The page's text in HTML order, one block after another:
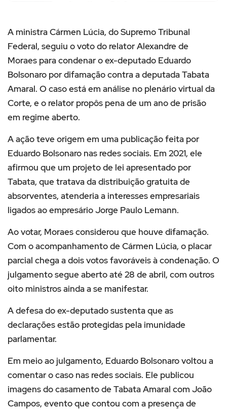
A ministra Cármen Lúcia, doSupremo Tribunal
Federal, seguiu o voto do relatorAlexandre de
Moraes para condenar o ex-deputado Eduardo
Bolsonaro por difamação contra a deputada Tabata
Amaral. O caso está em análise no plenário virtual da
Corte, e o relator propôs pena de um ano de prisão
em regime aberto.
A ação teve origem em uma publicação feita por
Eduardo Bolsonaro nas redes sociais. Em 2021, ele
afirmou que um projeto de lei apresentado por
Tabata, que tratava da distribuição gratuita de
absorventes, atenderia a interesses empresariais
ligados ao empresárioJorge Paulo Lemann.
Ao votar, Moraes considerou que houve difamação.
Com o acompanhamento de Cármen Lúcia, o placar
parcial chega a dois votos favoráveis à condenação. O
julgamento segue aberto até 28 de abril, com outros
oito ministros ainda a se manifestar.
A defesa do ex-deputado sustenta que as
declarações estão protegidas pela imunidade
parlamentar.
Em meio ao julgamento, Eduardo Bolsonaro voltou a
comentar o caso nas redes sociais. Ele publicou
imagens do casamento de Tabata Amaral com João
Campos, evento que contou com a presença de